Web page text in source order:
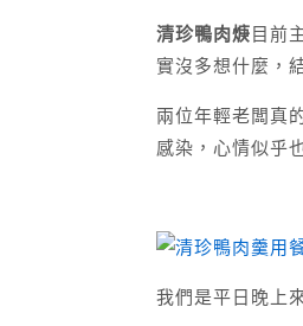
清珍鴨肉焿 目前
實沒多想什麼，
兩位年輕老闆真
感染，心情似乎
我們是平日晚上